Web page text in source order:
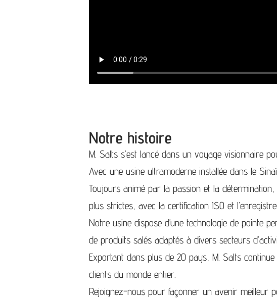
Notre histoire
M. Salts s’est lancé dans un voyage visionnaire
Avec une usine ultramoderne installée dans le
Toujours animé par la passion et la
plus strictes, avec la certification ISO et
Notre usine dispose d’une technologie de pointe
de produits salés adaptés à divers secteurs
Exportant dans plus de 20 pays, M. Salts
clients du monde entier.
Rejoignez-nous pour façonner un avenir meilleur